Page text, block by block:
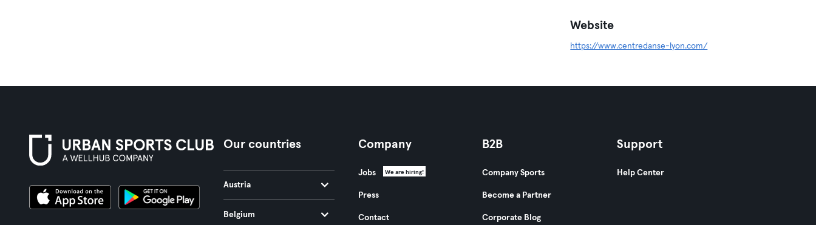
Website
https://www.centredanse-lyon.com/
Our countries
Austria
Belgium
Company
Jobs We are hiring!
Press
Contact
B2B
Company Sports
Become a Partner
Corporate Blog
Support
Help Center